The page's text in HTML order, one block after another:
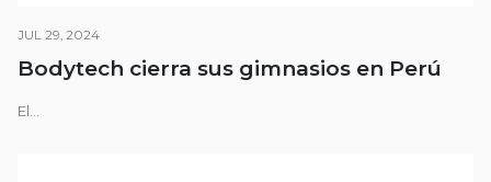
JUL 29, 2024
Bodytech cierra sus gimnasios en Perú
El...